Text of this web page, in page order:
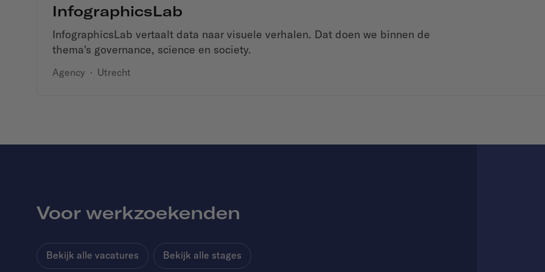
InfographicsLab
InfographicsLab vertaalt data naar visuele verhalen. Dat doen we binnen de
thema's governance, science en society.
Agency · Utrecht
Voor werkzoekenden
Bekijk alle vacatures Bekijk alle stages